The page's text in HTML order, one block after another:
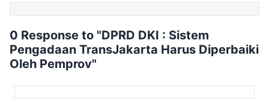
0 Response to "DPRD DKI : Sistem
Pengadaan TransJakarta Harus Diperbaiki
Oleh Pemprov"